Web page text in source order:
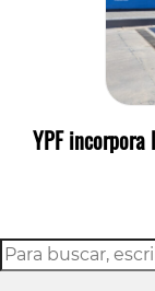
YPF